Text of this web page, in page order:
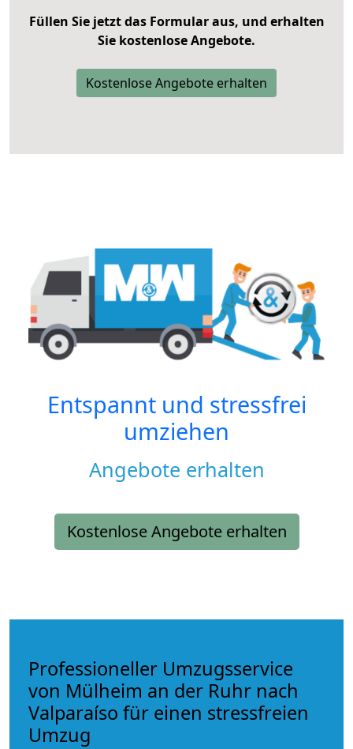
Füllen Sie jetzt das Formular aus, und erhalten
Sie kostenlose Angebote.
Kostenlose Angebote erhalten
Entspannt und stressfrei
umziehen
Angebote erhalten
Kostenlose Angebote erhalten
Professioneller Umzugsservice
von Mülheim an der Ruhr nach
Valparaíso für einen stressfreien
Umzug